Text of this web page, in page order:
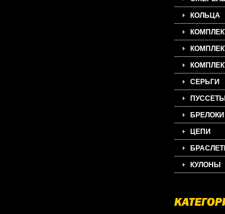
КОЛЬЦА
СЕРЬГИ
ПУССЕТЫ
БРЕЛОКИ
ЦЕПИ
КУЛОНЫ